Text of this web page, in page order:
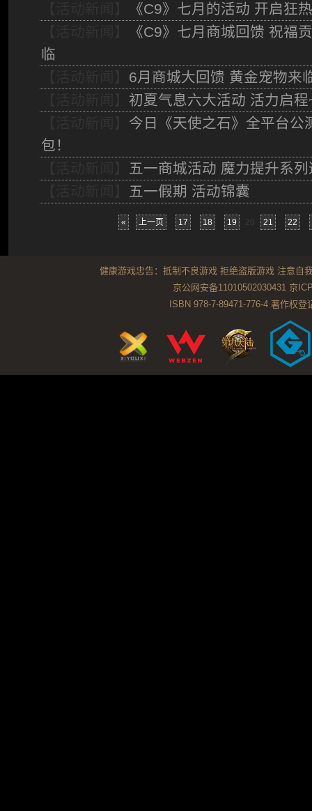
《C9》七月的活动 开启狂
《C9》七月商城回馈 祝福
临
6月商城大回馈 黄金宠物来
初夏气息六大活动 活力启程
今日《天使之石》全平台公
包！
五一商城活动 魔力提升系
五一假期 活动锦囊
« 上一页 17 18 19 21 22
健康游戏忠告：抵制不良游戏 拒绝盗版游戏 注意自
京公网安备11010502030431 京
ISBN 978-7-89471-776-4 著作权